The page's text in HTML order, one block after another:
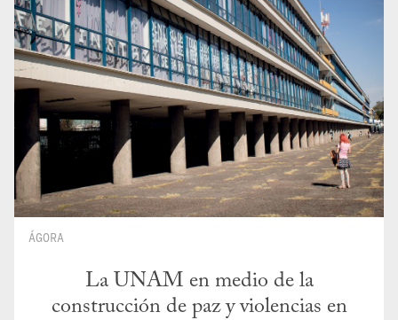
ÁGORA
La UNAM en medio de la
construcción de paz y violencias en